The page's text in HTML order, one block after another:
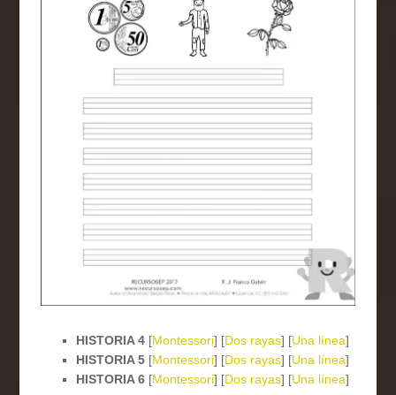
HISTORIA 4 [Montessori] [Dos rayas] [Una línea]
HISTORIA 5 [Montessori] [Dos rayas] [Una línea]
HISTORIA 6 [Montessori] [Dos rayas] [Una línea]